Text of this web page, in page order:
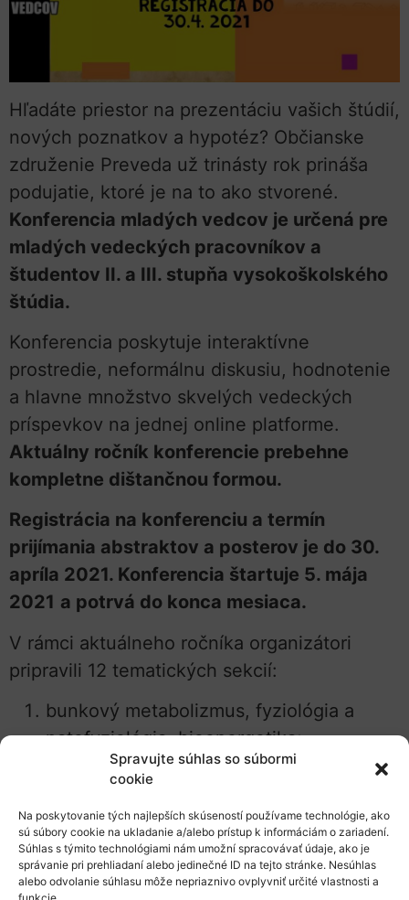
Spravujte súhlas so súbormi
cookie
Na poskytovanie tých najlepších skúseností používame technológie, ako
sú súbory cookie na ukladanie a/alebo prístup k informáciám o zariadení.
Súhlas s týmito technológiami nám umožní spracovávať údaje, ako je
správanie pri prehliadaní alebo jedinečné ID na tejto stránke. Nesúhlas
alebo odvolanie súhlasu môže nepriaznivo ovplyvniť určité vlastnosti a
Hľadáte priestor na prezentáciu vašich štúdií,
nových poznatkov a hypotéz? Občianske
združenie Preveda už trinásty rok prináša
podujatie, ktoré je na to ako stvorené.
Konferencia mladých vedcov je určená pre
mladých vedeckých pracovníkov a
študentov II. a III. stupňa vysokoškolského
štúdia.
Konferencia poskytuje interaktívne
prostredie, neformálnu diskusiu, hodnotenie
a hlavne množstvo skvelých vedeckých
príspevkov na jednej online platforme.
Aktuálny ročník konferencie prebehne
kompletne dištančnou formou.
Registrácia na konferenciu a termín
prijímania abstraktov a posterov je do 30.
apríla 2021. Konferencia štartuje 5. mája
2021 a potrvá do konca mesiaca.
V rámci aktuálneho ročníka organizátori
pripravili 12 tematických sekcií:
bunkový metabolizmus, fyziológia a
patofyziológia, bioenergetika;
molekulárna biológia a genetika;
experimentálny výskum v medicíne;
„omiky”;
biofyzika, fyzika, matematické